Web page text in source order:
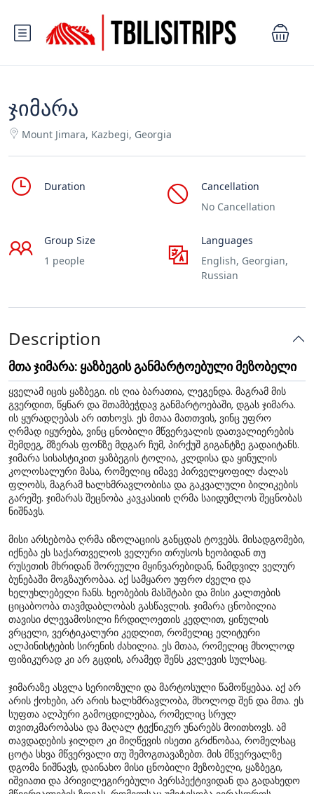
ჯიმარა
Mount Jimara, Kazbegi, Georgia
Duration
Cancellation
No Cancellation
Group Size
1 people
Languages
English, Georgian,
Russian
Description
მთა ჯიმარა: ყაზბეგის განმარტოებული მეზობელი
ყველამ იცის ყაზბეგი. ის ღია ბარათია, ლეგენდა. მაგრამ მის
გვერდით, წყნარ და შთამბეჭდავ განმარტოებაში, დგას ჯიმარა.
ის ყურადღებას არ ითხოვს. ეს მთაა მათთვის, ვინც უფრო
ღრმად იყურება, ვინც ცნობილი მწვერვალის დათვალიერების
შემდეგ, მზერას ფონზე მდგარ ჩუმ, პირქუშ გიგანტზე გადაიტანს.
ჯიმარა სისასტიკით ყაზბეგის ტოლია, კლდისა და ყინულის
კოლოსალური მასა, რომელიც იმავე პირველყოფილ ძალას
ფლობს, მაგრამ ხალხმრავლობისა და გაკვალული ბილიკების
გარეშე. ჯიმარას შეცნობა კავკასიის ღრმა საიდუმლოს შეცნობას
ნიშნავს.
მისი არსებობა ღრმა იზოლაციის განცდას ტოვებს. მისადგომები,
იქნება ეს საქართველოს ველური თრუსოს ხეობიდან თუ
რუსეთის მხრიდან შორეული მყინვარებიდან, ნამდვილ ველურ
ბუნებაში მოგზაურობაა. აქ სამყარო უფრო ძველი და
ხელუხლებელი ჩანს. ხეობების მასშტაბი და მისი კალთების
ციცაბოობა თავმდაბლობას გასწავლის. ჯიმარა ცნობილია
თავისი ძლევამოსილი ჩრდილოეთის კედლით, ყინულის
ვრცელი, ვერტიკალური კედლით, რომელიც ელიტური
ალპინისტების სირენის ძახილია. ეს მთაა, რომელიც მხოლოდ
ფიზიკურად კი არ გცდის, არამედ შენს კვლევის სულსაც.
ჯიმარაზე ასვლა სერიოზული და მარტოსული წამოწყებაა. აქ არ
არის ქოხები, არ არის ხალხმრავლობა, მხოლოდ შენ და მთა. ეს
სუფთა ალპური გამოცდილებაა, რომელიც სრულ
თვითკმარობასა და მაღალ ტექნიკურ უნარებს მოითხოვს. ამ
თავდადების ჯილდო კი მიღწევის ისეთი გრძნობაა, რომელსაც
ცოტა სხვა მწვერვალი თუ შემოგთავაზებთ. მის მწვერვალზე
დგომა ნიშნავს, დაინახო მისი ცნობილი მეზობელი, ყაზბეგი,
იშვიათი და პრივილეგირებული პერსპექტივიდან და გადახედო